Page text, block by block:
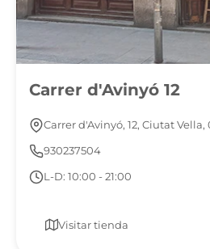
Carrer d'Avinyó 12
Carrer d'Avinyó, 12, Ciutat
930237504
L-D: 10:00 - 21:00
Visitar tienda